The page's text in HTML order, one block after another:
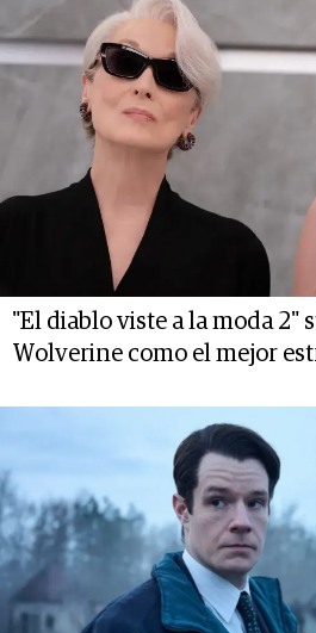
"El diablo viste a la moda 2"
Wolverine como el mejor